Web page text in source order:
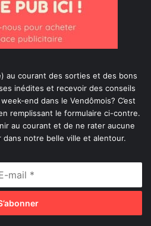
au courant des sorties et des bons
inédites et recevoir des conseils
end dans le Vendômois? C’est
remplissant le formulaire ci-contre.
au courant et de ne rater aucune
notre belle ville et alentour.